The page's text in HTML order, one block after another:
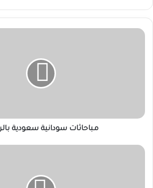
مباحاثات
مباحاثات سودانية سعودية
رئيس